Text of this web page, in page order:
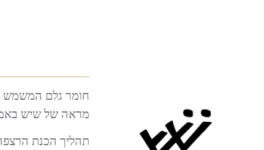
חומר גלם המשמש
מראה של שיש
תהליך הכנת